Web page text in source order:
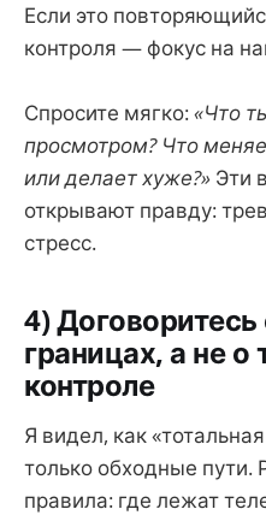
Если это
контроля — фокус на
Спросите мягко:«Что
просмотром? Что
или делает хуже?» Эти
открывают правду:
стресс.
4)
границах, а не о
контроле
Я видел, как
только обходные
правила: где лежат